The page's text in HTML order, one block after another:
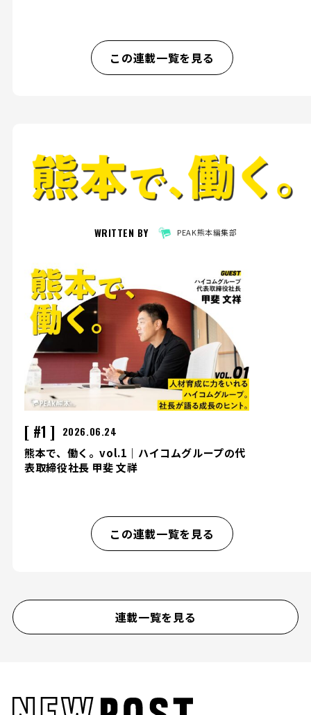
この連載一覧を見る
WRITTEN BY PEAK熊本編集部
#1
2026.06.24
熊本で、働く。vol.1｜ハイコムグループの代
表取締役社長 甲斐 文祥
この連載一覧を見る
連載一覧を見る